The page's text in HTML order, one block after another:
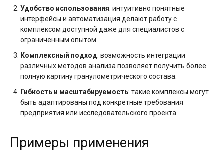
Удобство использования: интуитивно понятные
интерфейсы и автоматизация делают работу с
комплексом доступной даже для специалистов с
ограниченным опытом.
Комплексный подход: возможность интеграции
различных методов анализа позволяет получить более
полную картину гранулометрического состава.
Гибкость и масштабируемость: такие комплексы могут
быть адаптированы под конкретные требования
предприятия или исследовательского проекта.
Примеры применения